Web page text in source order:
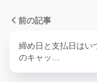
前の記事
締め日と支払日はい
のキャッ…